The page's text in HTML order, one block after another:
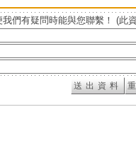
們有疑問時能與您聯繫！ (此